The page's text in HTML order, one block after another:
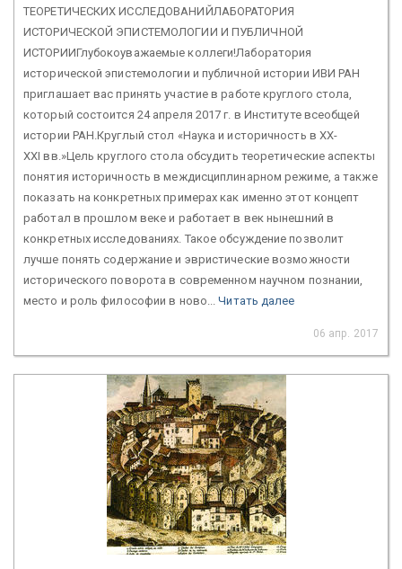
ТЕОРЕТИЧЕСКИХ ИССЛЕДОВАНИЙЛАБОРАТОРИЯ
ИСТОРИЧЕСКОЙ ЭПИСТЕМОЛОГИИ И ПУБЛИЧНОЙ
ИСТОРИИГлубокоуважаемые коллеги!Лаборатория
исторической эпистемологии и публичной истории ИВИ РАН
приглашает вас принять участие в работе круглого стола,
который состоится 24 апреля 2017 г. в Институте всеобщей
истории РАН.Круглый стол «Наука и историчность в XX-
XXI вв.»Цель круглого стола обсудить теоретические аспекты
понятия историчность в междисциплинарном режиме, а также
показать на конкретных примерах как именно этот концепт
работал в прошлом веке и работает в век нынешний в
конкретных исследованиях. Такое обсуждение позволит
лучше понять содержание и эвристические возможности
исторического поворота в современном научном познании,
место и роль философии в ново...Читать далее
06 апр. 2017